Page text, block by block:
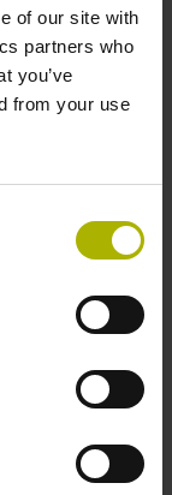
of our site with
partners who
you’ve
from your use